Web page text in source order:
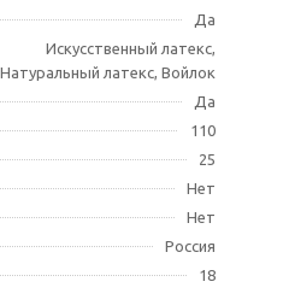
Да
Искусственный латекс,
Натуральный латекс, Войлок
Да
110
25
Нет
Нет
Россия
18